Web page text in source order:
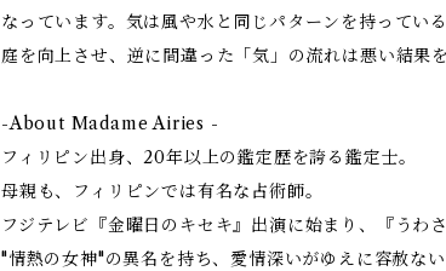
なっています。気は風や水と同じパターンを持ってい
庭を向上させ、逆に間違った「気」の流れは悪い結果
-About Madame Airies -
フィリピン出身、20年以上の鑑定歴を誇る鑑定士。
母親も、フィリピンでは有名な占術師。
フジテレビ『金曜日のキセキ』出演に始まり、『うわ
"情熱の女神"の異名を持ち、愛情深いがゆえに容赦な